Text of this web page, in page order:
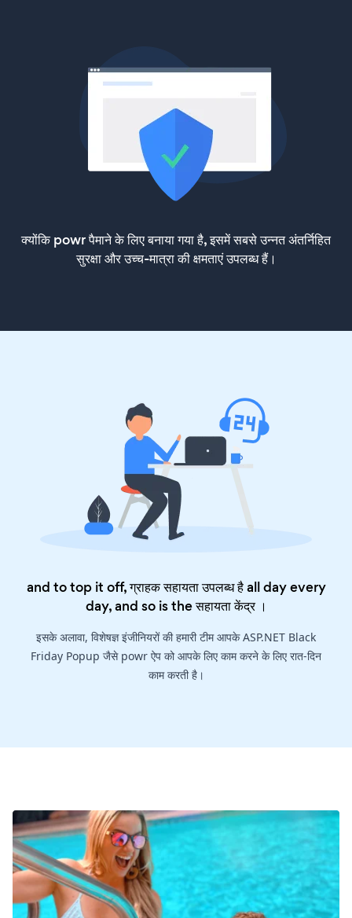
क्योंकि powr पैमाने के लिए बनाया गया है, इसमें सबसे उन्नत अंतर्निहित
सुरक्षा और उच्च-मात्रा की क्षमताएं उपलब्ध हैं।
and to top it off, ग्राहक सहायता उपलब्ध है all day every
day, and so is theसहायता केंद्र।
इसके अलावा, विशेषज्ञ इंजीनियरों की हमारी टीम आपके ASP.NET Black
Friday Popup जैसे powr ऐप को आपके लिए काम करने के लिए रात-दिन
काम करती है।